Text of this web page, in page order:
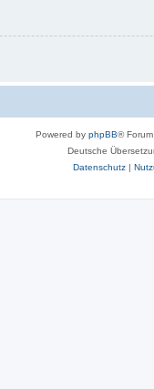
Powered by phpBB®
Deutsche
Datenschutz|